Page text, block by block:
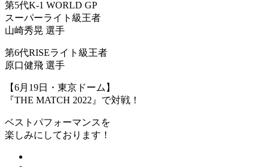
第5代K-1 WORLD GP
スーパーライト級王者
山崎秀晃 選手
第6代RISEライト級王者
原口健飛 選手
【6月19日・東京ドーム】
『THE MATCH 2022』で対戦！
ベストパフォーマンスを
楽しみにしております！